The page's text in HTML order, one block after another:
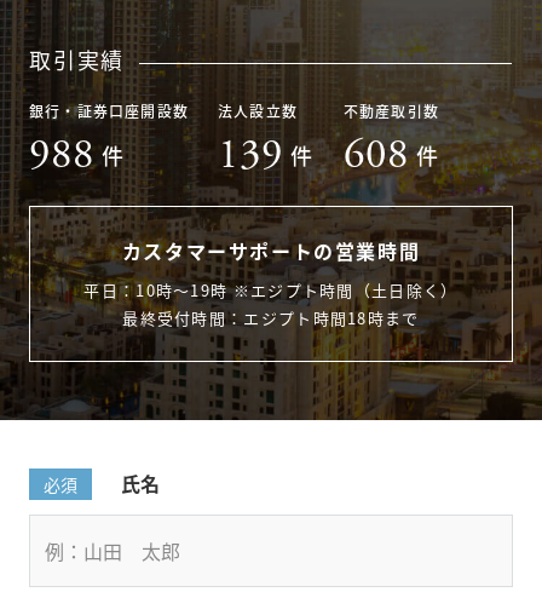
取引実績
銀行・証券口座開設数
988 件
法人設立数
139 件
不動産取引数
608 件
カスタマーサポートの営業時間
平日：10時〜19時 ※エジプト時間（土日除く）
最終受付時間：エジプト時間18時まで
必須 氏名